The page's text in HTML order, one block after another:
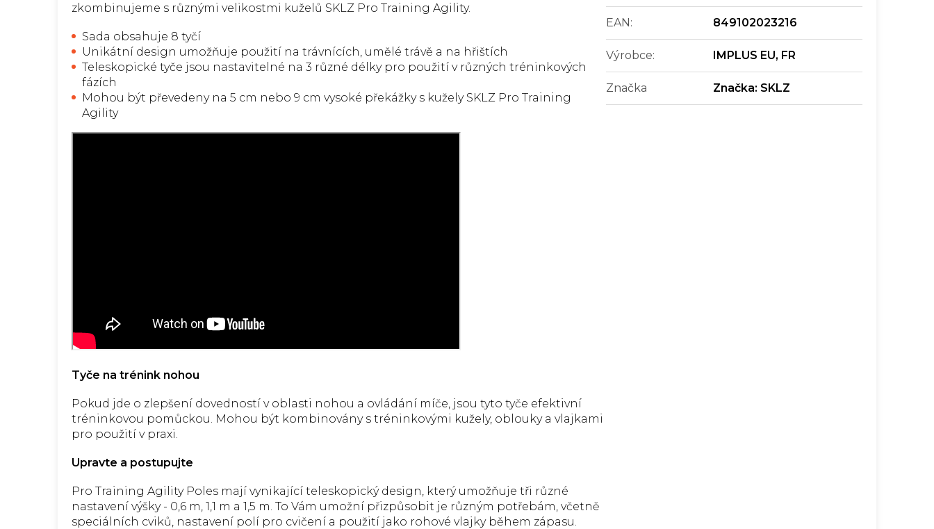
zkombinujeme s různými velikostmi kuželů SKLZ Pro Training Agility.
Sada obsahuje 8 tyčí
Unikátní design umožňuje použití na trávnících, umělé trávě a na hřištích
Teleskopické tyče jsou nastavitelné na 3 různé délky pro použití v různých tréninkových
fázích
Mohou být převedeny na 5 cm nebo 9 cm vysoké překážky s kužely SKLZ Pro Training
Agility
Tyče na trénink nohou
Pokud jde o zlepšení dovedností v oblasti nohou a ovládání míče, jsou tyto tyče efektivní
tréninkovou pomůckou. Mohou být kombinovány s tréninkovými kužely, oblouky a vlajkami
pro použití v praxi.
Upravte a postupujte
Pro Training Agility Poles mají vynikající teleskopický design, který umožňuje tři různé
nastavení výšky - 0,6 m, 1,1 m a 1,5 m. To Vám umožní přizpůsobit je různým potřebám, včetně
speciálních cviků, nastavení polí pro cvičení a použití jako rohové vlajky během zápasu.
EAN: 849102023216
Výrobce: IMPLUS EU, FR
Značka Značka: SKLZ